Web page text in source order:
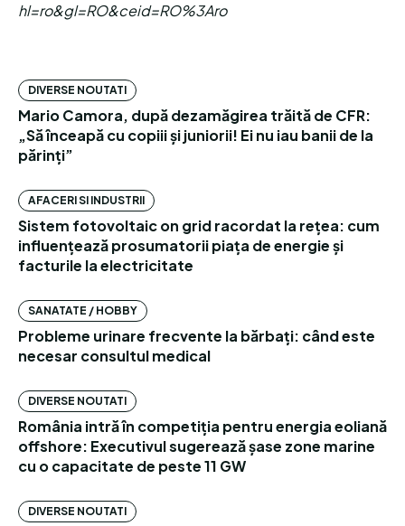
hl=ro&gl=RO&ceid=RO%3Aro
DIVERSE NOUTATI
Mario Camora, după dezamăgirea trăită de CFR:
„Să înceapă cu copiii și juniorii! Ei nu iau banii de la
părinți”
AFACERI SI INDUSTRII
Sistem fotovoltaic on grid racordat la rețea: cum
influențează prosumatorii piața de energie și
facturile la electricitate
SANATATE / HOBBY
Probleme urinare frecvente la bărbați: când este
necesar consultul medical
DIVERSE NOUTATI
România intră în competiția pentru energia eoliană
offshore: Executivul sugerează șase zone marine
cu o capacitate de peste 11 GW
DIVERSE NOUTATI